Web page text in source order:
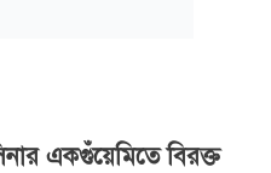
একগুঁয়েমিতে বিরক্ত